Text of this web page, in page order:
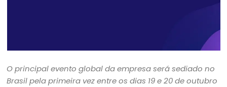
O principal evento global da empresa será sediado no
Brasil pela primeira vez entre os dias 19 e 20 de outubro